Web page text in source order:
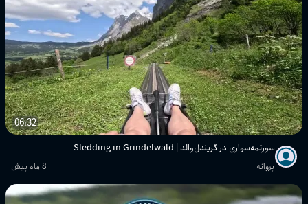
06:32
سورتمه‌سواری در گریندل‌والد | Sledding in Grindelwald
پروانه 8 ماه پیش